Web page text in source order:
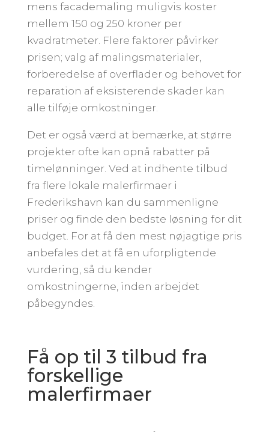
mens facademaling muligvis koster
mellem 150 og 250 kroner per
kvadratmeter. Flere faktorer påvirker
prisen; valg af malingsmaterialer,
forberedelse af overflader og behovet for
reparation af eksisterende skader kan
alle tilføje omkostninger.
Det er også værd at bemærke, at større
projekter ofte kan opnå rabatter på
timelønninger. Ved at indhente tilbud
fra flere lokale malerfirmaer i
Frederikshavn kan du sammenligne
priser og finde den bedste løsning for dit
budget. For at få den mest nøjagtige pris
anbefales det at få en uforpligtende
vurdering, så du kender
omkostningerne, inden arbejdet
påbegyndes.
Få op til 3 tilbud fra
forskellige
malerfirmaer